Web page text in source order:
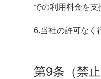
での利用料金を支
6.当社の許可なく
第9条（禁止